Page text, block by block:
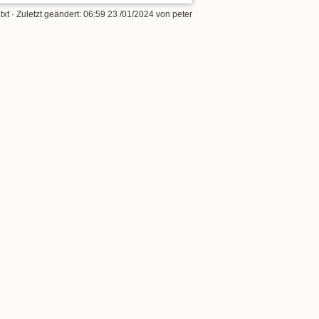
· Zuletzt geändert: 06:59 23 /01/2024von peter